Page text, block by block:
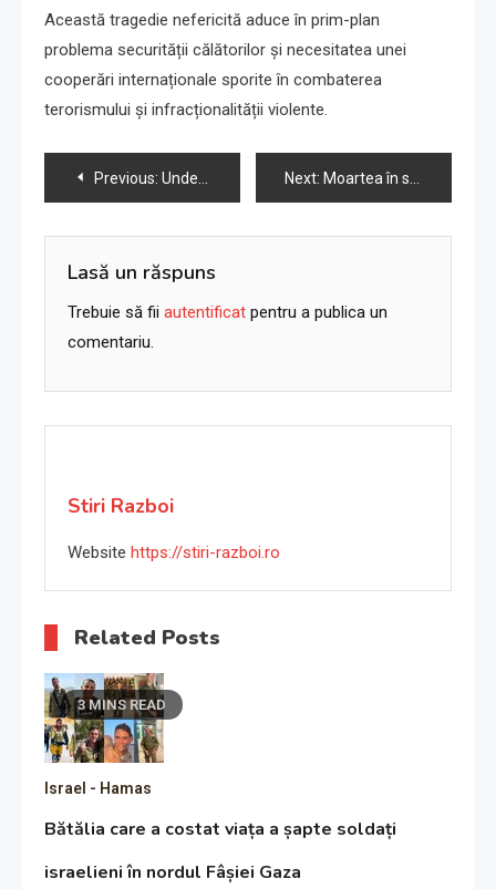
Această tragedie nefericită aduce în prim-plan
problema securității călătorilor și necesitatea unei
cooperări internaționale sporite în combaterea
terorismului și infracționalității violente.
Navigare
în
articole
Previous: Unde va duce ‘A doua război de independență’ al lui Netanyahu? Next: Moartea în sudul Gaza: „Vreau să mă întorc acasă. Măcar voi muri după ce beau apă proaspătă” | Opinie
Lasă un răspuns
Trebuie să fii autentificat pentru a publica un
comentariu.
Stiri Razboi
Website https://stiri-razboi.ro
Related Posts
3 MINS READ
Israel - Hamas
Bătălia care a costat viața a șapte soldați
israelieni în nordul Fâșiei Gaza